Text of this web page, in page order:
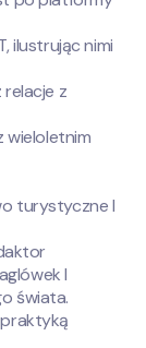
ilustrując nimi
z
wieloletnim
turystyczne I
I
świata.
praktyką